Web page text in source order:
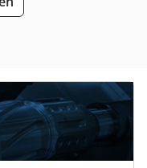
7" -
Preis: 32.000 € +
wird vor dem Verkauf
ausgeliefert.